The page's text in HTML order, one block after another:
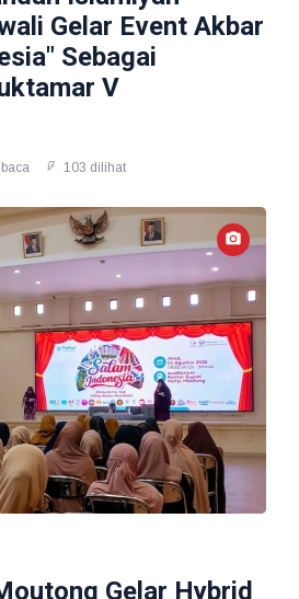
Gelar Event Akbar
Sebagai
V
103 dilihat
Gelar Hybrid